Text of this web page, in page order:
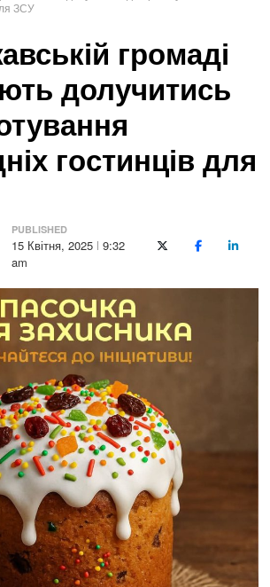
ЗСУ
громаді
долучитись
гостинців для
PUBLISHED
15 Квітня, 2025
9:32
am
X (Twitter)Facebook